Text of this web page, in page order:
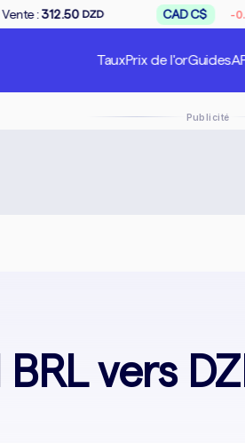
CAD C$ -0.59% ↘ Achat :
TauxPrix de l'orGuides
Publicité
vers